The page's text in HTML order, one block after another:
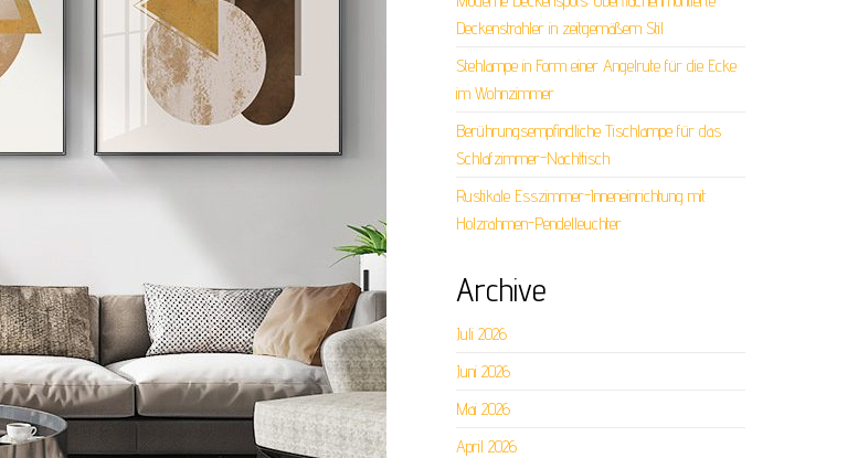
Deckenstrahler in zeitgemäßem Stil
Stehlampe in Form einer Angelrute für die Ecke
im Wohnzimmer
Berührungsempfindliche Tischlampe für das
Schlafzimmer-Nachttisch
Rustikale Esszimmer-Inneneinrichtung mit
Holzrahmen-Pendelleuchter
Archive
Juli 2026
Juni 2026
Mai 2026
April 2026